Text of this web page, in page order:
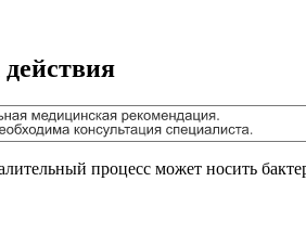
процесс может носить